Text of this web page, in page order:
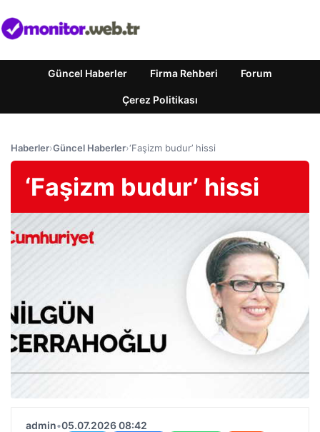
Güncel Haberler Firma Rehberi Forum
Çerez Politikası
Haberler›Güncel Haberler›‘Faşizm budur’ hissi
‘Faşizm budur’ hissi
admin•05.07.2026 08:42